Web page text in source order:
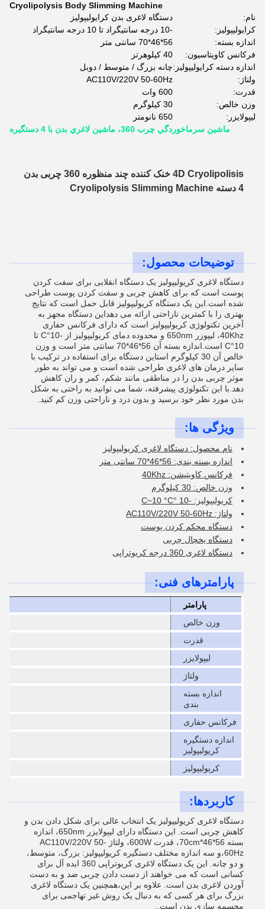
Cryolipolysis Body Slimming Machine
نام:
دستگاه لاغری بدن کرایولیپولیز
کرایولیپولیز:
-10 درجه سانتیگراد تا 10 درجه سانتیگراد
اندازه بسته:
56*46*70 سانتی متر
فرکانس کاویتاسیون:
40 کیلوهرتز
اندازه دسته کرایولیپولیز:چانه بزرگ / متوسط ​​/ دوبل
ولتاژ:
AC110V/220V 50-60Hz
قدرت:
600 وات
وزن خالص:
30 کیلوگرم
لیپولایزر:
650 نانومتر
ماشين سرماخوردگي چرب 360، ماشين لاغري بدن با 4 دستگيره
4D Cryolipolisis خنک کننده چند منظوره 360 چربی بدن
4 دسته Cryolipolysis Slimming Machine
توضیحات محصول:
دستگاه لاغری کریولیپولیز یک دستگاه انقلابی برای سفت کردن
پوست است که برای کاهش چربی و سفت کردن پوست طراحی
شده است.این یک دستگاه کریولیپولیز قابل حمل است که نتایج
بهتری را با کمترین ناراحتی ارائه می دهداین دستگاه مجهز به
آخرین تکنولوژی کریولیپولیز است که دارای فرکانس حفاری
40Khz، لیپوزر 650nm و محدوده دمای کریولیپولیز از -10°C تا
10°C است.اندازه بسته آن 56*46*70 سانتی متر است و وزن
خالص آن 30 کیلوگرم استاین دستگاه برای استفاده در ترکیب با
سایر درمان های لاغری طراحی شده است و می تواند به طور
موثر چربی بدن را در مناطقی مانند شکم، کمر و ران کاهش
دهد.با اين تکنولوژی پیشرفته، شما می توانید به راحتی به شکل
بدن مورد نظر خود برسید و بدون درد و ناراحتی وزن کم کنید.
ویژگی ها:
نام محصول: دستگاه لاغری کریولیپولیز
اندازه بسته بندی: 56*46*70 سانتی متر
فرکانس کاویتیشن: 40Khz
وزن خالص: 30 کیلوگرم
کریولیپولیز: -10 °C~10 °C
ولتاژ: AC110V/220V 50-60Hz
دستگاه محکم کردن پوست
دستگاه یخچال چربی
دستگاه لاغری 360 درجه کریوتراپی
پارامترهای فنی:
پارامتر
وزن خالص
قدرت
لیپولایزر
ولتاژ
اندازه بسته
بندی
فرکانس حفاری
اندازه دستگیره
کریولیپولیز
کریولیپولیز
کاربردها:
دستگاه لاغری کریولیپولیز یک انتخاب عالی برای شکل دادن بدن و
کاهش چربی است. این دستگاه دارای لیپولایزر 650nm، اندازه
بسته 56*46*70cm، قدرت 600W، ولتاژ AC110V/220V 50-
60Hz،و سه اندازه مختلف دستگیره کریولیپولیز: بزرگ، متوسط،
و دو چانه. این یک دستگاه لاغری کریوتراپی 360 ایده آل برای
کسانی است که می خواهند از دست دادن چربی ضد و به دست
آوردن لاغری بدن است. علاوه بر این،همچنین یک دستگاه لاغری
بزرگ برای هر کسی که به دنبال یک روش غیر تهاجمی برای
مجسمه سازی بدن است..